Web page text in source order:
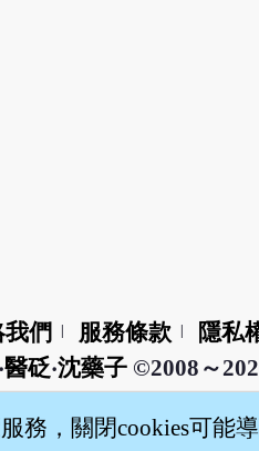
們 服務條款 隱私
醫砭‧沈藥子©2008～
務，關閉cookies可能